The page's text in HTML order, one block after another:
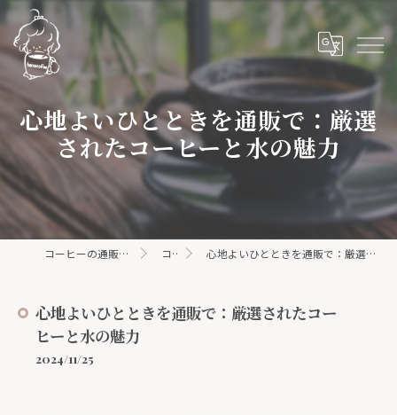
心地よいひとときを通販で：厳選
されたコーヒーと水の魅力
コーヒーの通販ならhanacoffee コラム 心地よいひとときを通販で：厳選されたコーヒーと水の魅力
心地よいひとときを通販で：厳選されたコー
ヒーと水の魅力
2024/11/25